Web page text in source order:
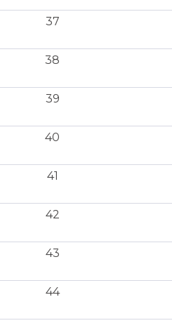
37
38
39
40
41
42
43
44